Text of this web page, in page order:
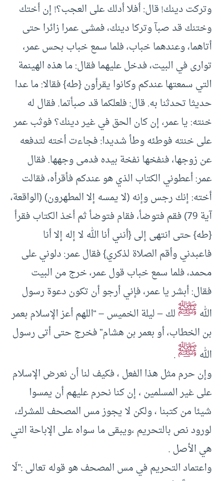
وتركت دينك! قال: أفلا أدلك على العجب؟! إن أختك
وختنك قد صبآ وتركا دينك، فمشى عمرا زائرا حتى
أتاهما، وعندهما خباب، فلما سمع خباب بحس عمر،
توارى في البيت، فدخل عليهما فقال: ما هذه الهينمة
التي سمعتها عندكم وكانوا يقرأون {طه} فقالا: ما عدا
حديثا تحدثنا به. قال: فلعلكما قد صبأتما. فقال له
خنته: يا عمر، إن كان الحق في غير دينك؟ فوثب عمر
على خنته فوطئه وطأ شديدا: فجاءت أخته لتدفعه
عن زوجها، فنفخها نفخة بيده فدمى وجهها. فقال
عمر: أعطوني الكتاب الذي هو عندكم فأقرأه، فقالت
أخته: إنك رجس وإنه (لا يمسه إلا المطهرون) (الواقعة،
آية 79) فقم فتوضأ، فقام فتوضأ ثم أخذ الكتاب فقرأ
{طه} حتى انتهى إلى {أنني أنا الله لا إله إلا أنا
فاعبدني وأقم الصلاة لذكري} فقال عمر: دلوني على
محمد، فلما سمع خباب قول عمر، خرج من البيت
فقال: أبشر يا عمر، فإني أرجو أن تكون دعوة رسول
اللهﷺلك – ليلة الخميس – “اللهم أعز الإسلام بعمر
بن الخطاب، أو بعمر بن هشام” فخرج حتى أتى رسول
اللهﷺ.
وإن حرم مثل هذا الفعل ، فكيف لنا أن نعرض الإسلام
على غير المسلمين ، إن كنا نحرم عليهم أن يمسوا
شيئا من كتبنا ، ولكن لا يجوز مس المصحف للمشرك،
لورود نص بالتحريم ،ويبقى ما سواه على الإباحة التي
هي الأصل .
واعتماد التحريم في مس المصحف هو قوله تعالى :”لَا